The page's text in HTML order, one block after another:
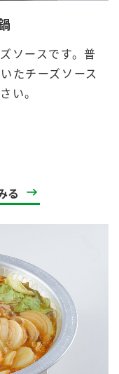
ソースです。普
たチーズソース
い。
る